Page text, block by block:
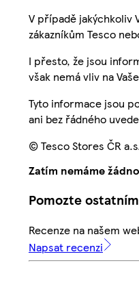
V případě jakýchkoliv
zákazníkům Tesco
I přesto, že jsou
však nemá vliv na
Tyto informace jsou
ani bez řádného
© Tesco Stores ČR
Zatím nemáme
Pomozte
Recenze na našem
Napsat recenzi